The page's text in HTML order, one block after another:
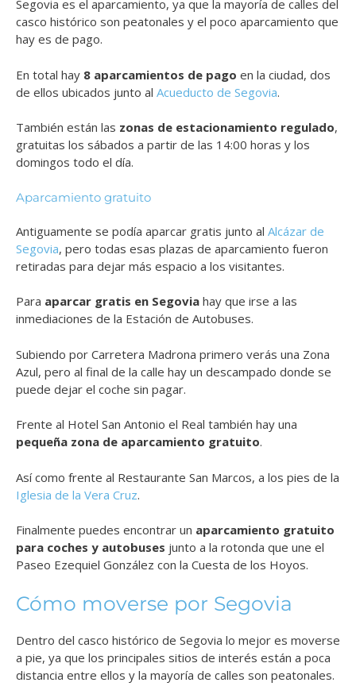
Segovia es el aparcamiento, ya que la mayoría de calles del
casco histórico son peatonales y el poco aparcamiento que
hay es de pago.
En total hay 8 aparcamientos de pago en la ciudad, dos
de ellos ubicados junto al Acueducto de Segovia.
También están las zonas de estacionamiento regulado,
gratuitas los sábados a partir de las 14:00 horas y los
domingos todo el día.
Aparcamiento gratuito
Antiguamente se podía aparcar gratis junto al Alcázar de
Segovia, pero todas esas plazas de aparcamiento fueron
retiradas para dejar más espacio a los visitantes.
Para aparcar gratis en Segovia hay que irse a las
inmediaciones de la Estación de Autobuses.
Subiendo por Carretera Madrona primero verás una Zona
Azul, pero al final de la calle hay un descampado donde se
puede dejar el coche sin pagar.
Frente al Hotel San Antonio el Real también hay una
pequeña zona de aparcamiento gratuito.
Así como frente al Restaurante San Marcos, a los pies de la
Iglesia de la Vera Cruz.
Finalmente puedes encontrar un aparcamiento gratuito
para coches y autobuses junto a la rotonda que une el
Paseo Ezequiel González con la Cuesta de los Hoyos.
Cómo moverse por Segovia
Dentro del casco histórico de Segovia lo mejor es moverse
a pie, ya que los principales sitios de interés están a poca
distancia entre ellos y la mayoría de calles son peatonales.